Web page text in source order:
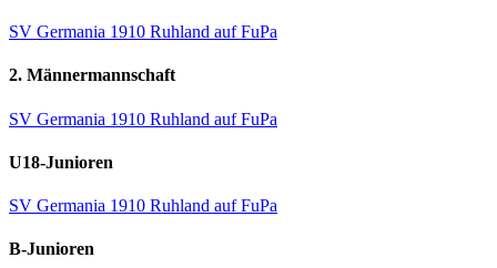
SV Germania 1910 Ruhland auf FuPa
2. Männermannschaft
SV Germania 1910 Ruhland auf FuPa
U18-Junioren
SV Germania 1910 Ruhland auf FuPa
B-Junioren